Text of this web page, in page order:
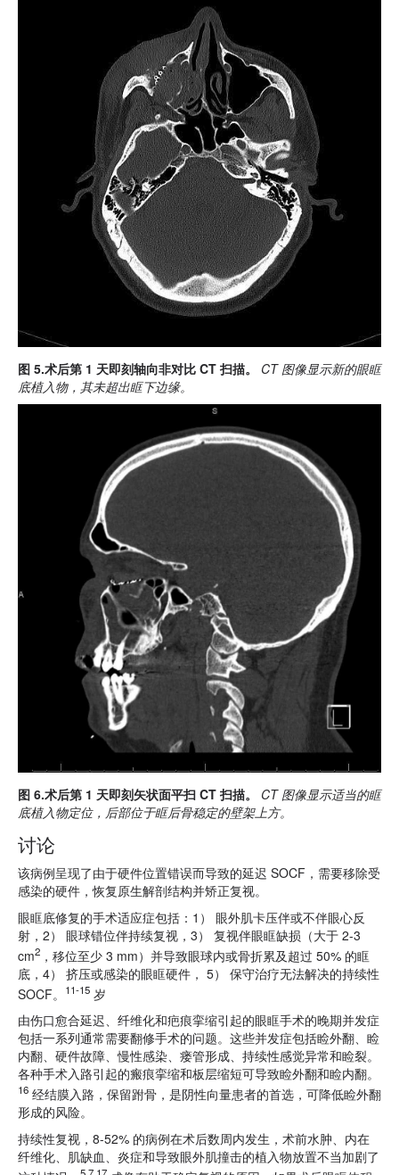
图 5.术后第 1 天即刻轴向非对比 CT 扫描。 CT 图像显示新的眼眶
底植入物，其未超出眶下边缘。
图 6.术后第 1 天即刻矢状面平扫 CT 扫描。 CT 图像显示适当的眶
底植入物定位，后部位于眶后骨稳定的壁架上方。
讨论
该病例呈现了由于硬件位置错误而导致的延迟 SOCF，需要移除受
感染的硬件，恢复原生解剖结构并矫正复视。
眼眶底修复的手术适应症包括：1） 眼外肌卡压伴或不伴眼心反
射，2） 眼球错位伴持续复视，3） 复视伴眼眶缺损（大于 2-3
cm2 ，移位至少 3 mm）并导致眼球内或骨折累及超过 50% 的眶
底，4） 挤压或感染的眼眶硬件， 5） 保守治疗无法解决的持续性
SOCF。
11-15 岁
由伤口愈合延迟、纤维化和疤痕挛缩引起的眼眶手术的晚期并发症
包括一系列通常需要翻修手术的问题。这些并发症包括睑外翻、睑
内翻、硬件故障、慢性感染、瘘管形成、持续性感觉异常和睑裂。
各种手术入路引起的瘢痕挛缩和板层缩短可导致睑外翻和睑内翻。
16 经结膜入路，保留跗骨，是阴性向量患者的首选，可降低睑外翻
形成的风险。
持续性复视，8-52% 的病例在术后数周内发生，术前水肿、内在
纤维化、肌缺血、炎症和导致眼外肌撞击的植入物放置不当加剧了